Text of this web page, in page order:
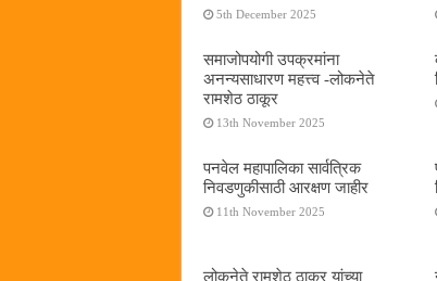
5th December 2025
समाजोपयोगी उपक्रमांना
अनन्यसाधारण महत्त्व -लोकनेते
रामशेठ ठाकूर
13th November 2025
पनवेल महापालिका सार्वत्रिक
निवडणुकीसाठी आरक्षण जाहीर
11th November 2025
लोकनेते रामशेठ ठाकूर यांच्या